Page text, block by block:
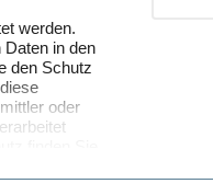
werden.
in den
den Schutz
oder